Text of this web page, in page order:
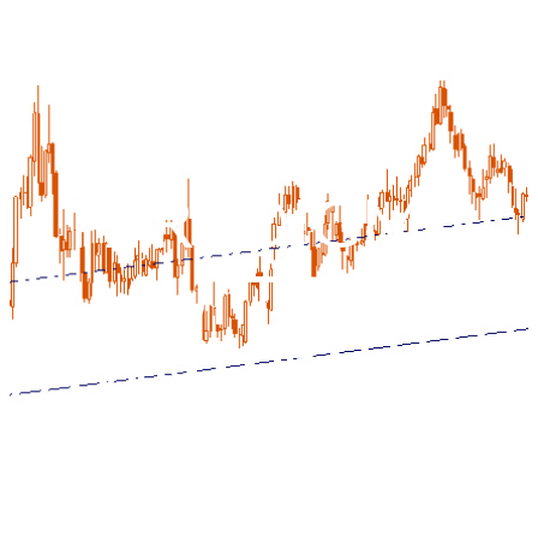
CAMBIAMEN
PARADIGMA
SUI TASSI
D’INTERESSE